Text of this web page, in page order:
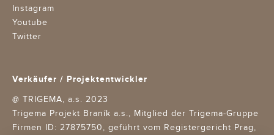
Instagram
Youtube
Twitter
Verkäufer / Projektentwickler
@ TRIGEMA, a.s. 2023
Trigema Projekt Braník a.s., Mitglied der Trigema-Gruppe
Firmen ID: 27875750, geführt vom Registergericht Prag,